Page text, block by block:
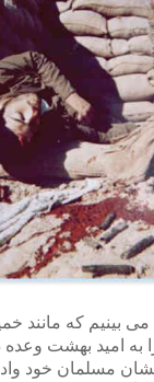
بینیم که مانند
به امید بهشت وعده
مسلمان خود